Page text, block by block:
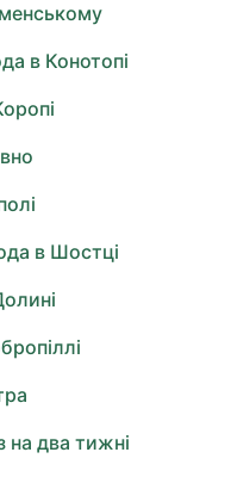
в Конотопі
в Шостці
на два тижні